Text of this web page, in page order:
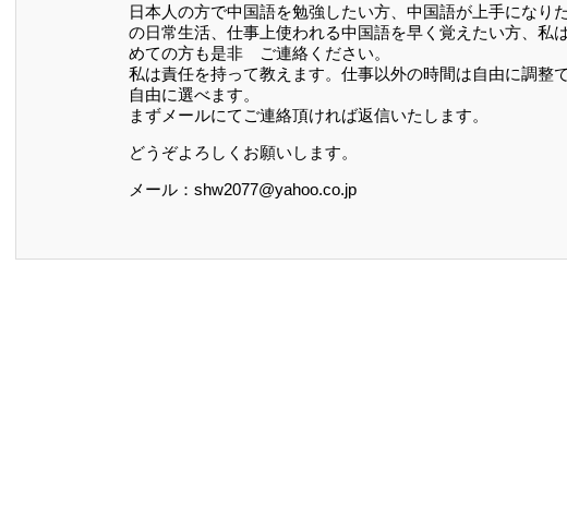
日本人の方で中国語を勉強したい方、中国語が上手になり
の日常生活、仕事上使われる中国語を早く覚えたい方、私
めての方も是非 ご連絡ください。
私は責任を持って教えます。仕事以外の時間は自由に調整
自由に選べます。
まずメールにてご連絡頂ければ返信いたします。
どうぞよろしくお願いします。
メール：shw2077@yahoo.co.jp